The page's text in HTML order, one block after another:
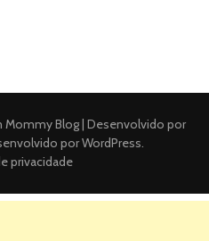
Blog | Desenvolvido por
porWordPress.
privacidade